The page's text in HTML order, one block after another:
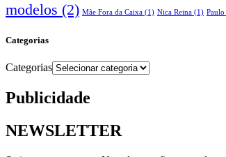
modelos (2) Mãe Fora da Caixa (1) Nica Reina (1) Paulo
Categorias
Categorias
Publicidade
NEWSLETTER